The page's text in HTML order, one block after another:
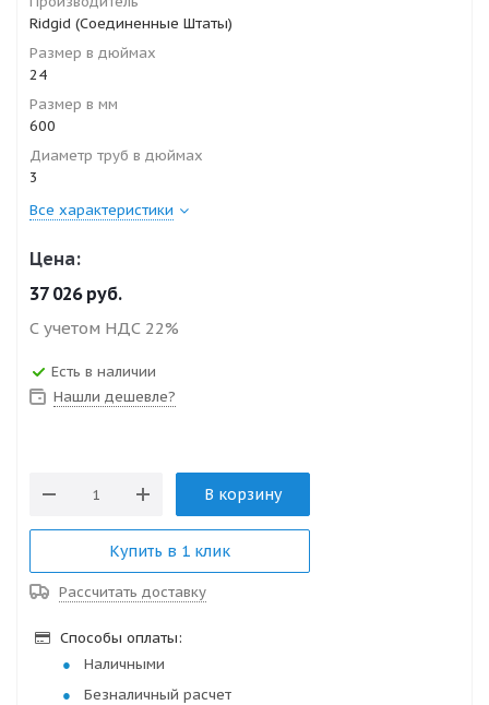
Ridgid (Соединенные Штаты)
Размер в дюймах
24
Размер в мм
600
Диаметр труб в дюймах
3
Все характеристики
Цена:
37 026руб.
С учетом НДС 22%
Есть в наличии
Нашли дешевле?
В корзину
Купить в 1 клик
Рассчитать доставку
Способы оплаты:
Наличными
Безналичный расчет